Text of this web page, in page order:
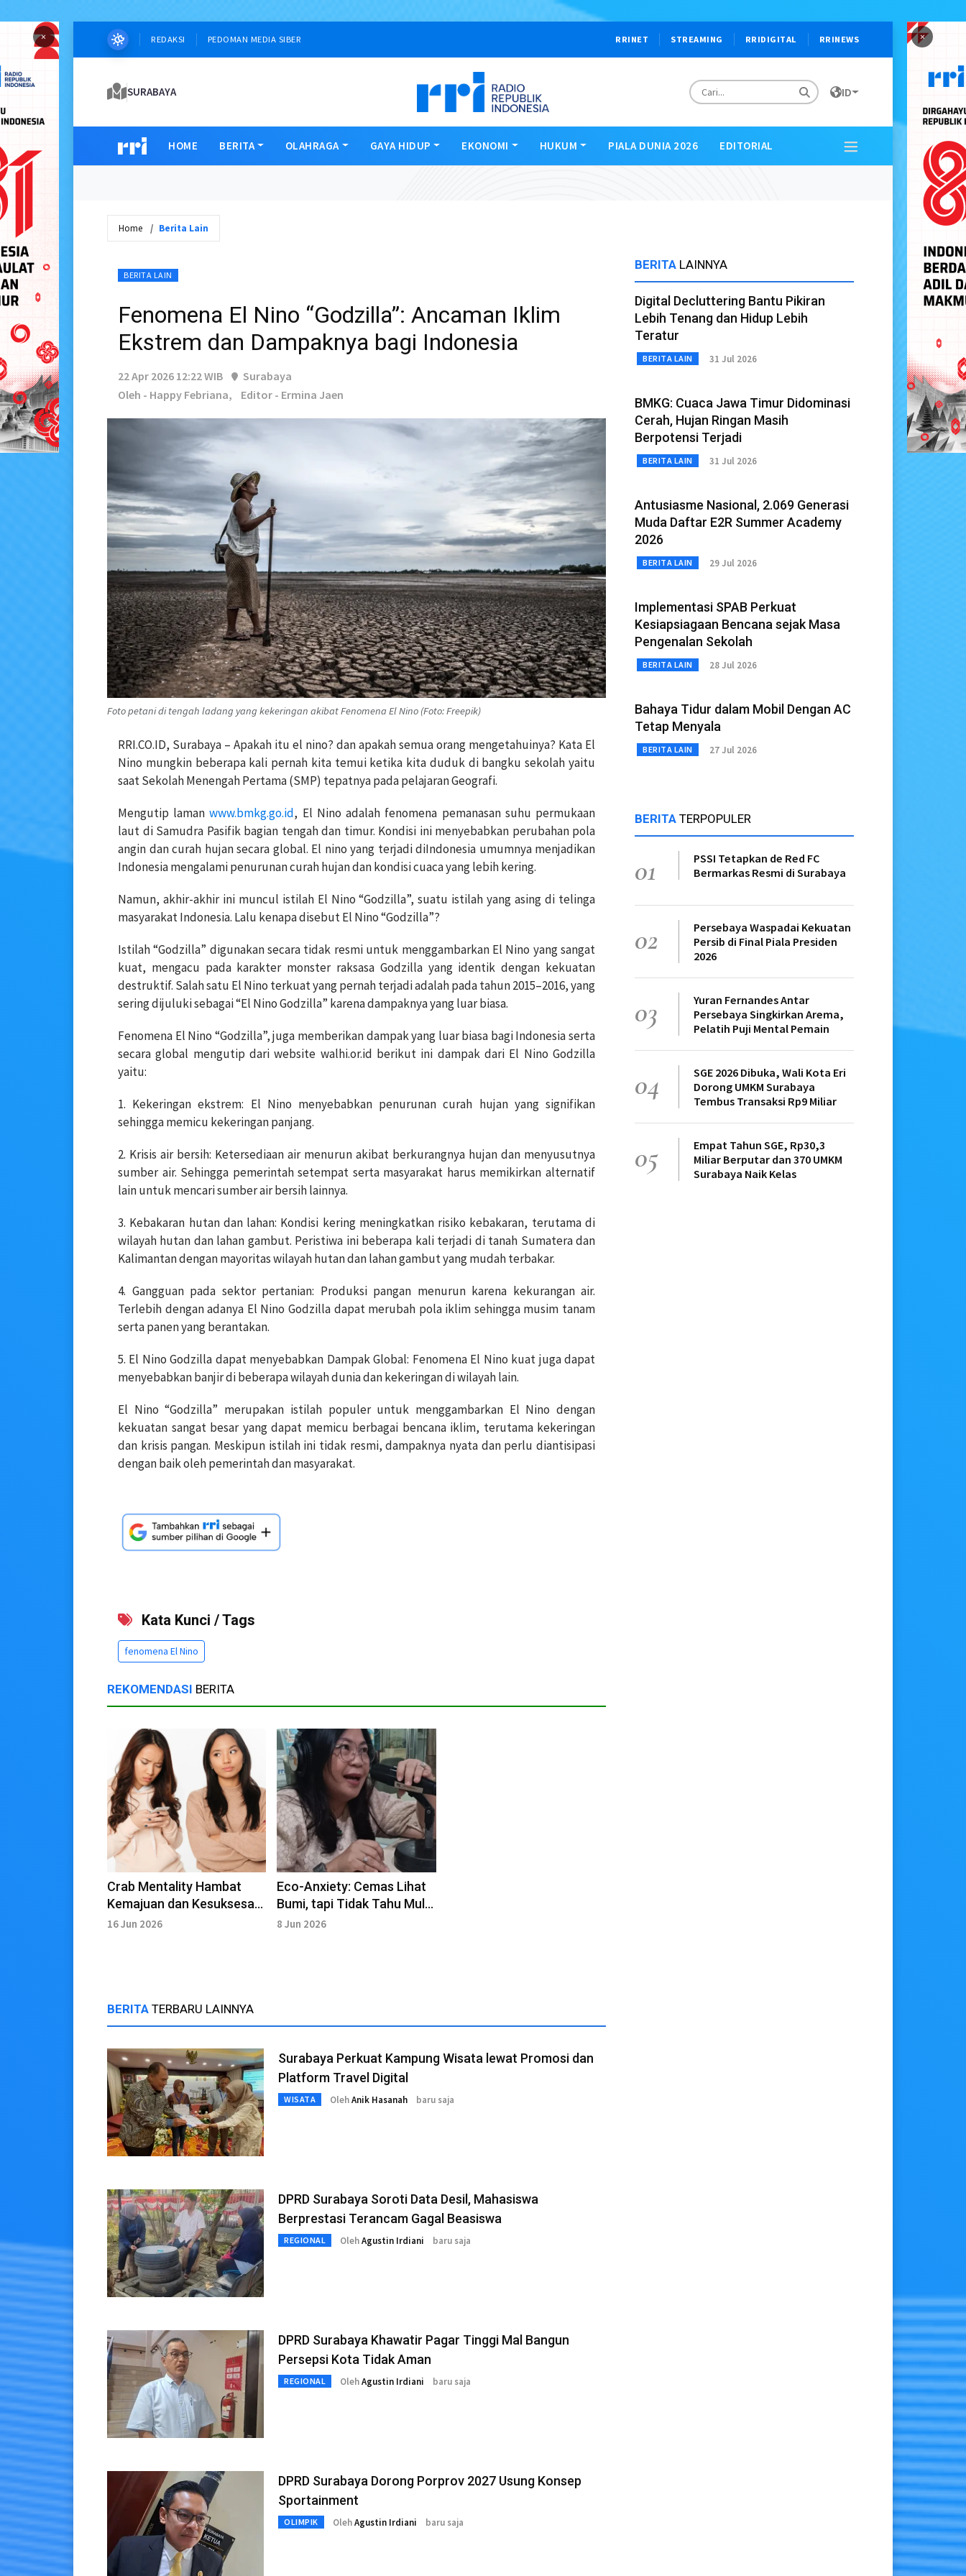
× ×
REDAKSI PEDOMAN MEDIA SIBER RRINET STREAMING RRIDIGITAL RRINEWS
SURABAYA ID
HOME BERITA OLAHRAGA GAYA HIDUP EKONOMI HUKUM PIALA DUNIA 2026 EDITORIAL
Home Berita Lain
BERITA LAIN
Fenomena El Nino “Godzilla”: Ancaman Iklim
Ekstrem dan Dampaknya bagi Indonesia
22 Apr 2026 12:22 WIB
Surabaya
Oleh - Happy Febriana,
Editor - Ermina Jaen
Foto petani di tengah ladang yang kekeringan akibat Fenomena El Nino (Foto: Freepik)
RRI.CO.ID, Surabaya – Apakah itu el nino? dan apakah semua orang mengetahuinya? Kata El
Nino mungkin beberapa kali pernah kita temui ketika kita duduk di bangku sekolah yaitu
saat Sekolah Menengah Pertama (SMP) tepatnya pada pelajaran Geografi.
Mengutip lamanwww.bmkg.go.id, El Nino adalah fenomena pemanasan suhu permukaan
laut di Samudra Pasifik bagian tengah dan timur. Kondisi ini menyebabkan perubahan pola
angin dan curah hujan secara global. El nino yang terjadi diIndonesia umumnya menjadikan
Indonesia mengalami penurunan curah hujan dan kondisi cuaca yang lebih kering.
Namun, akhir-akhir ini muncul istilah El Nino “Godzilla”, suatu istilah yang asing di telinga
masyarakat Indonesia. Lalu kenapa disebut El Nino “Godzilla”?
Istilah “Godzilla” digunakan secara tidak resmi untuk menggambarkan El Nino yang sangat
kuat, mengacu pada karakter monster raksasa Godzillayang identik dengan kekuatan
destruktif. Salah satu El Nino terkuat yang pernah terjadi adalah pada tahun 2015–2016, yang
sering dijuluki sebagai “El Nino Godzilla” karena dampaknya yang luar biasa.
Fenomena El Nino “Godzilla”, juga memberikan dampak yang luar biasa bagi Indonesia serta
secara global mengutip dari website walhi.or.id berikut ini dampak dari El Nino Godzilla
yaitu:
1. Kekeringan ekstrem: El Nino menyebabkan penurunan curah hujan yang signifikan
sehingga memicu kekeringan panjang.
2. Krisis air bersih: Ketersediaan air menurun akibat berkurangnya hujan dan menyusutnya
sumber air. Sehingga pemerintah setempat serta masyarakat harus memikirkan alternatif
lain untuk mencari sumber air bersih lainnya.
3. Kebakaran hutan dan lahan: Kondisi kering meningkatkan risiko kebakaran, terutama di
wilayah hutan dan lahan gambut. Peristiwa ini beberapa kali terjadi di tanah Sumatera dan
Kalimantan dengan mayoritas wilayah hutan dan lahan gambut yang mudah terbakar.
4. Gangguan pada sektor pertanian: Produksi pangan menurun karena kekurangan air.
Terlebih dengan adanya El Nino Godzilla dapat merubah pola iklim sehingga musim tanam
serta panen yang berantakan.
5. El Nino Godzilla dapat menyebabkan Dampak Global: Fenomena El Nino kuat juga dapat
menyebabkan banjir di beberapa wilayah dunia dan kekeringan di wilayah lain.
El Nino “Godzilla” merupakan istilah populer untuk menggambarkan El Nino dengan
kekuatan sangat besar yang dapat memicu berbagai bencana iklim, terutama kekeringan
dan krisis pangan. Meskipun istilah ini tidak resmi, dampaknya nyata dan perlu diantisipasi
dengan baik oleh pemerintah dan masyarakat.
Kata Kunci / Tags
fenomena El Nino
REKOMENDASI BERITA
Crab Mentality Hambat
Kemajuan dan Kesuksesan
Seseorang
16 Jun 2026
Eco-Anxiety: Cemas Lihat
Bumi, tapi Tidak Tahu Mulai
dari Mana
8 Jun 2026
BERITA TERBARU LAINNYA
Surabaya Perkuat Kampung Wisata lewat Promosi dan
Platform Travel Digital
WISATA OlehAnik Hasanah baru saja
DPRD Surabaya Soroti Data Desil, Mahasiswa
Berprestasi Terancam Gagal Beasiswa
REGIONAL OlehAgustin Irdiani baru saja
DPRD Surabaya Khawatir Pagar Tinggi Mal Bangun
Persepsi Kota Tidak Aman
REGIONAL OlehAgustin Irdiani baru saja
DPRD Surabaya Dorong Porprov 2027 Usung Konsep
Sportainment
OLIMPIK OlehAgustin Irdiani baru saja
BERITA LAINNYA
Digital Decluttering Bantu Pikiran
Lebih Tenang dan Hidup Lebih
Teratur
BERITA LAIN 31 Jul 2026
BMKG: Cuaca Jawa Timur Didominasi
Cerah, Hujan Ringan Masih
Berpotensi Terjadi
BERITA LAIN 31 Jul 2026
Antusiasme Nasional, 2.069 Generasi
Muda Daftar E2R Summer Academy
2026
BERITA LAIN 29 Jul 2026
Implementasi SPAB Perkuat
Kesiapsiagaan Bencana sejak Masa
Pengenalan Sekolah
BERITA LAIN 28 Jul 2026
Bahaya Tidur dalam Mobil Dengan AC
Tetap Menyala
BERITA LAIN 27 Jul 2026
BERITA TERPOPULER
01
PSSI Tetapkan de Red FC
Bermarkas Resmi di Surabaya
02
Persebaya Waspadai Kekuatan
Persib di Final Piala Presiden
2026
03
Yuran Fernandes Antar
Persebaya Singkirkan Arema,
Pelatih Puji Mental Pemain
04
SGE 2026 Dibuka, Wali Kota Eri
Dorong UMKM Surabaya
Tembus Transaksi Rp9 Miliar
05
Empat Tahun SGE, Rp30,3
Miliar Berputar dan 370 UMKM
Surabaya Naik Kelas